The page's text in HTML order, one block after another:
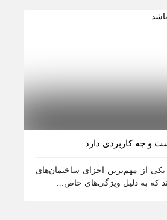
چه کاربردی دارد
از مهم‌ترین اجزای ساختمان‌های
که به دلیل ویژگی‌های خاص...